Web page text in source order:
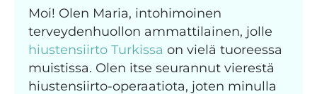
Moi! Olen Maria, intohimoinen
terveydenhuollon ammattilainen, jolle
hiustensiirto Turkissa on vielä tuoreessa
muistissa. Olen itse seurannut vierestä
hiustensiirto-operaatiota, joten minulla